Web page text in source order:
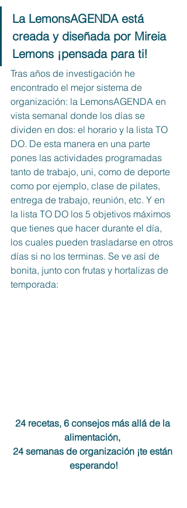
La LemonsAGENDA está
creada y diseñada por Mireia
Lemons ¡pensada para ti!
Tras años de investigación he
encontrado el mejor sistema de
organización: la LemonsAGENDA en
vista semanal donde los días se
dividen en dos: el horario y la lista TO
DO. De esta manera en una parte
pones las actividades programadas
tanto de trabajo, uni, como de deporte
como por ejemplo, clase de pilates,
entrega de trabajo, reunión, etc. Y en
la lista TO DO los 5 objetivos máximos
que tienes que hacer durante el día,
los cuales pueden trasladarse en otros
días si no los terminas. Se ve así de
bonita, junto con frutas y hortalizas de
temporada:
24 recetas, 6 consejos más allá de la
alimentación,
24 semanas de organización ¡te están
esperando!